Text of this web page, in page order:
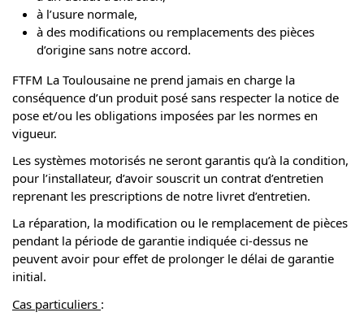
à l’usure normale,
à des modifications ou remplacements des pièces
d’origine sans notre accord.
FTFM La Toulousaine ne prend jamais en charge la
conséquence d’un produit posé sans respecter la notice de
pose et/ou les obligations imposées par les normes en
vigueur.
Les systèmes motorisés ne seront garantis qu’à la condition,
pour l’installateur, d’avoir souscrit un contrat d’entretien
reprenant les prescriptions de notre livret d’entretien.
La réparation, la modification ou le remplacement de pièces
pendant la période de garantie indiquée ci-dessus ne
peuvent avoir pour effet de prolonger le délai de garantie
initial.
Cas particuliers :